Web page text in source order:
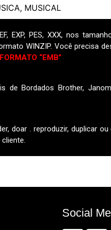
, MUSICAL
EXP, PES, XXX, nos
WINZIP. Você precisa
“EMB”
de Bordados Brother,
doar . reproduzir, duplicar
Social